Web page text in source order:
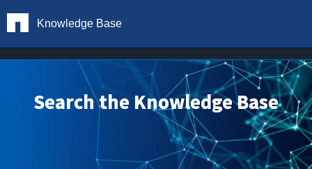
Knowledge Base
Search the Knowledge Base